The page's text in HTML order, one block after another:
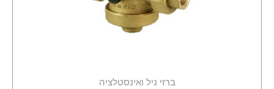
ברזי ניל ואינסטלציה